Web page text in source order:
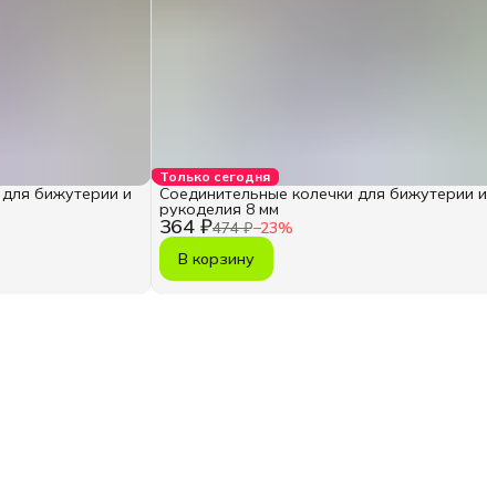
бижутерии и
Только сегодня
364 ₽474 ₽−23%
Соединительные колечки для бижутерии и
рукоделия 8 мм
В корзину